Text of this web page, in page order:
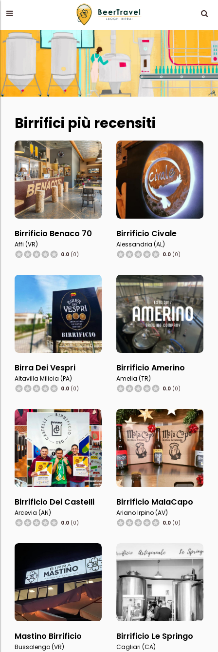
Birrifici più recensiti
Birrificio Benaco 70
Affi (VR)
0.0 (0)
Birrificio Civale
Alessandria (AL)
0.0 (0)
Birra Dei Vespri
Altavilla Milicia (PA)
0.0 (0)
Birrificio Amerino
Amelia (TR)
0.0 (0)
Birrificio Dei Castelli
Arcevia (AN)
0.0 (0)
Birrificio MalaCapo
Ariano Irpino (AV)
0.0 (0)
Mastino Birrificio
Bussolengo (VR)
Birrificio Le Springo
Cagliari (CA)